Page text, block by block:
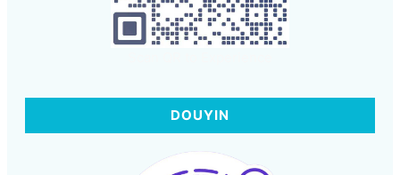
DOUYIN